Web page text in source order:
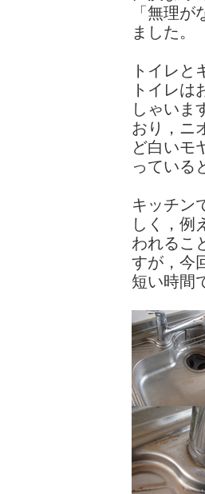
「無理
ました。
トイレと
トイレは
しゃいま
おり，ニ
ど白いモ
っている
キッチン
しく，例
われるこ
すが，今
短い時間